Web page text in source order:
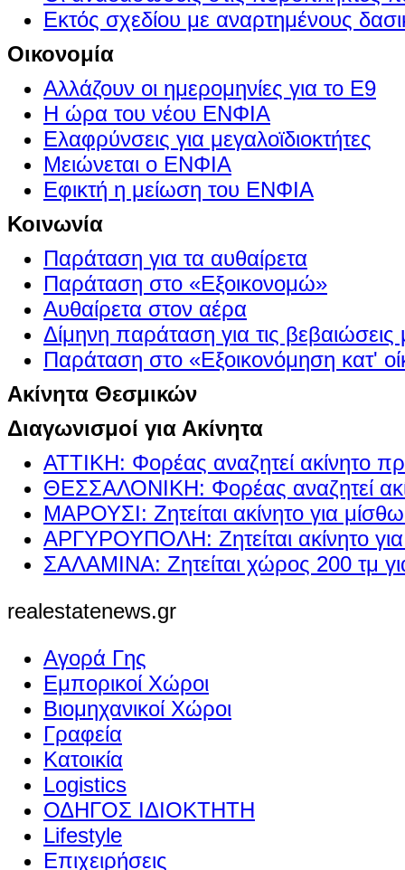
Εκτός σχεδίου με αναρτημένους
Οικονομία
Αλλάζουν οι ημερομηνίες για το Ε9
Η ώρα του νέου ΕΝΦΙΑ
Ελαφρύνσεις για μεγαλοϊδιοκτήτες
Μειώνεται ο ΕΝΦΙΑ
Εφικτή η μείωση του ΕΝΦΙΑ
Κοινωνία
Παράταση για τα αυθαίρετα
Παράταση στο «Εξοικονομώ»
Αυθαίρετα στον αέρα
Δίμηνη παράταση για τις βεβαιώσεις
Παράταση στο «Εξοικονόμηση κατ'
Ακίνητα Θεσμικών
Διαγωνισμοί για Ακίνητα
ΑΤΤΙΚΗ: Φορέας αναζητεί ακίνητο
ΘΕΣΣΑΛΟΝΙΚΗ: Φορέας αναζητεί
ΜΑΡΟΥΣΙ: Ζητείται ακίνητο για
ΑΡΓΥΡΟΥΠΟΛΗ: Ζητείται ακίνητο
ΣΑΛΑΜΙΝΑ: Ζητείται χώρος 200 τμ
realestatenews.gr
Αγορά Γης
Εμπορικοί Χώροι
Βιομηχανικοί Χώροι
Γραφεία
Κατοικία
Logistics
ΟΔΗΓΟΣ ΙΔΙΟΚΤΗΤΗ
Lifestyle
Επιχειρήσεις